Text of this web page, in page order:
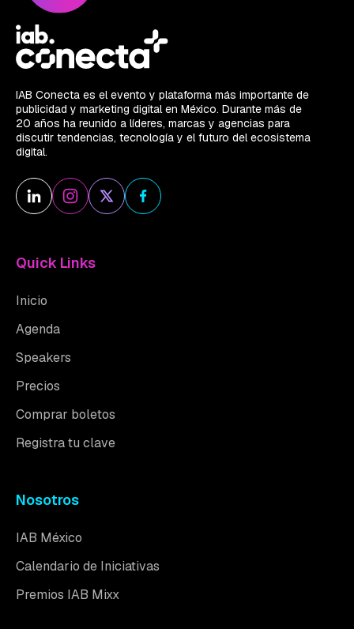
IAB Conecta es el evento y plataforma más importante de
publicidad y marketing digital en México. Durante más de
20 años ha reunido a líderes, marcas y agencias para
discutir tendencias, tecnología y el futuro del ecosistema
digital.
Quick Links
Inicio
Agenda
Speakers
Precios
Comprar boletos
Registra tu clave
Nosotros
IAB México
Calendario de Iniciativas
Premios IAB Mixx